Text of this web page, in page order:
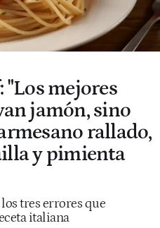
"Los mejores
jamón, sino
rallado,
y pimienta
tres errores que
italiana